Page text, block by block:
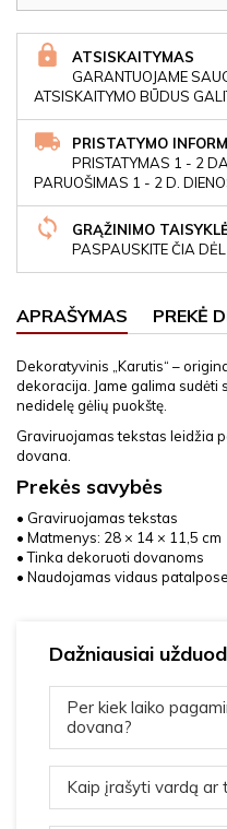
ATSISKAITYMAS
GARANTUOJAME
ATSISKAITYMO BŪDUS
PRISTATYMO
PRISTATYMAS 1 - 2
PARUOŠIMAS 1 - 2 D.
GRĄŽINIMO
PASPAUSKITE ČIA
APRAŠYMAS PREKĖ
Dekoratyvinis „Karutis“ –
dekoracija. Jame galima sudėti
nedidelę gėlių puokštę.
Graviruojamas tekstas leidžia
dovana.
Prekės savybės
• Graviruojamas tekstas
• Matmenys: 28 × 14 × 11,5 cm
• Tinka dekoruoti dovanoms
• Naudojamas vidaus patalpose
Dažniausiai
Per kiek laiko
dovana?
Kaip įrašyti vardą ar